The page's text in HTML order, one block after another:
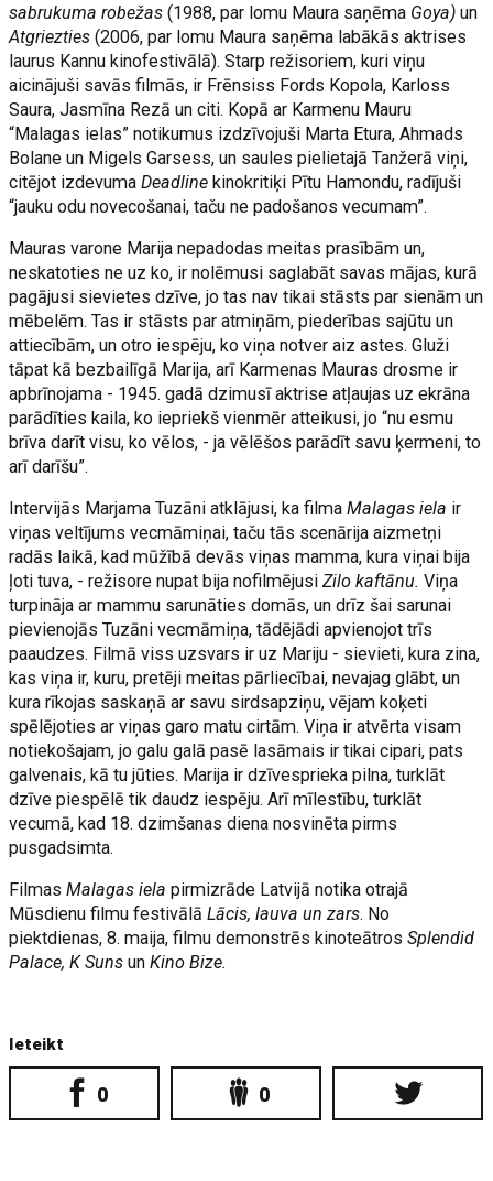
sabrukuma robežas(1988, par lomu Maura saņēma Goya) un
Atgriezties(2006, par lomu Maura saņēma labākās aktrises
laurus Kannu kinofestivālā). Starp režisoriem, kuri viņu
aicinājuši savās filmās, ir Frēnsiss Fords Kopola, Karloss
Saura, Jasmīna Rezā un citi. Kopā ar Karmenu Mauru
“Malagas ielas” notikumus izdzīvojuši Marta Etura, Ahmads
Bolane un Migels Garsess, un saules pielietajā Tanžerā viņi,
citējot izdevumaDeadlinekinokritiķi Pītu Hamondu, radījuši
“jauku odu novecošanai, taču ne padošanos vecumam”.
Mauras varone Marija nepadodas meitas prasībām un,
neskatoties ne uz ko, ir nolēmusi saglabāt savas mājas, kurā
pagājusi sievietes dzīve, jo tas nav tikai stāsts par sienām un
mēbelēm. Tas ir stāsts par atmiņām, piederības sajūtu un
attiecībām, un otro iespēju, ko viņa notver aiz astes. Gluži
tāpat kā bezbailīgā Marija, arī Karmenas Mauras drosme ir
apbrīnojama - 1945. gadā dzimusī aktrise atļaujas uz ekrāna
parādīties kaila, ko iepriekš vienmēr atteikusi, jo “nu esmu
brīva darīt visu, ko vēlos, - ja vēlēšos parādīt savu ķermeni, to
arī darīšu”.
Intervijās Marjama Tuzāni atklājusi, ka filmaMalagas iela ir
viņas veltījums vecmāmiņai, taču tās scenārija aizmetņi
radās laikā, kad mūžībā devās viņas mamma, kura viņai bija
ļoti tuva, - režisore nupat bija nofilmējusiZilo kaftānu.Viņa
turpināja ar mammu sarunāties domās, un drīz šai sarunai
pievienojās Tuzāni vecmāmiņa, tādējādi apvienojot trīs
paaudzes. Filmā viss uzsvars ir uz Mariju - sievieti, kura zina,
kas viņa ir, kuru, pretēji meitas pārliecībai, nevajag glābt, un
kura rīkojas saskaņā ar savu sirdsapziņu, vējam koķeti
spēlējoties ar viņas garo matu cirtām. Viņa ir atvērta visam
notiekošajam, jo galu galā pasē lasāmais ir tikai cipari, pats
galvenais, kā tu jūties. Marija ir dzīvesprieka pilna, turklāt
dzīve piespēlē tik daudz iespēju. Arī mīlestību, turklāt
vecumā, kad 18. dzimšanas diena nosvinēta pirms
pusgadsimta.
FilmasMalagas iela pirmizrāde Latvijā notika otrajā
Mūsdienu filmu festivālā Lācis, lauva un zars. No
piektdienas, 8. maija, filmu demonstrēs kinoteātrosSplendid
Palace, K Suns unKino Bize.
Ieteikt
0 0